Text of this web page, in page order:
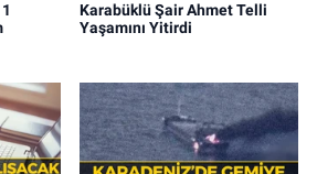
Karabüklü Şair Ahmet Telli
Yaşamını Yitirdi